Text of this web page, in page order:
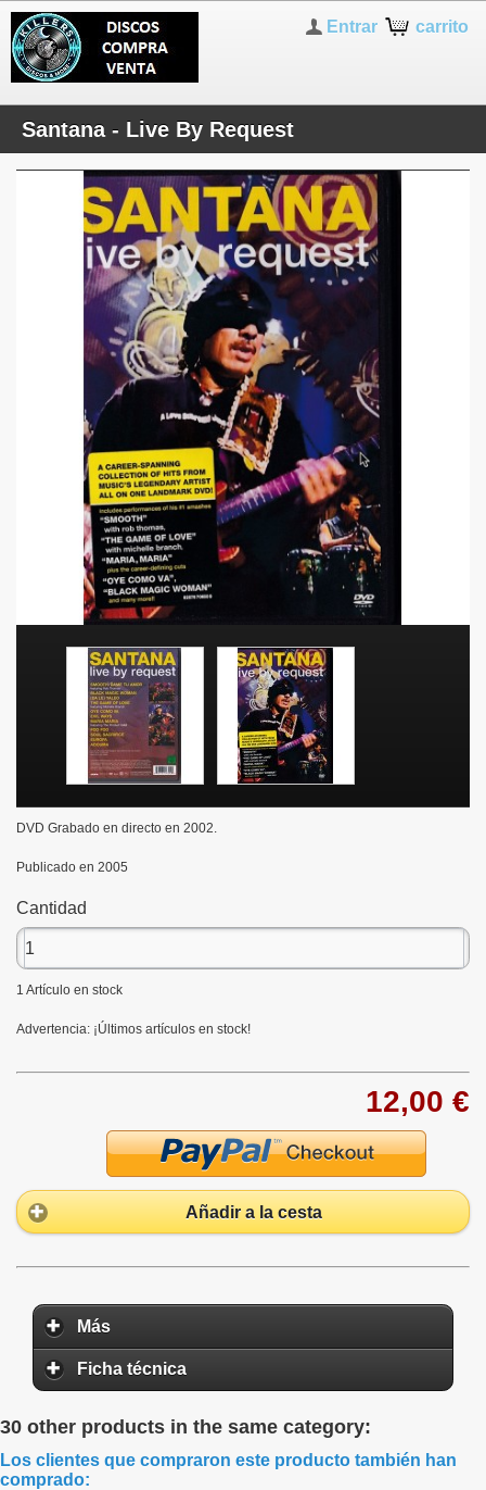
carrito
Entrar
Santana - Live By Request
DVD Grabado en directo en 2002.
Publicado en 2005
Cantidad
1 Artículo en stock
Advertencia: ¡Últimos artículos en stock!
12,00 €
Añadir a la cesta
Más
Ficha técnica
30 other products in the same category:
Los clientes que compraron este producto también han
comprado: